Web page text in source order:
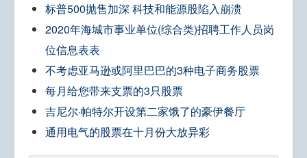
标普500抛售加深 科技和能源股陷入崩溃
2020年海城市事业单位(综合类)招聘工作人员岗
位信息表表
不考虑亚马逊或阿里巴巴的3种电子商务股票
每月给您带来支票的3只股票
吉尼尔·帕特尔开设第二家饿了的豪伊餐厅
通用电气的股票在十月份大放异彩